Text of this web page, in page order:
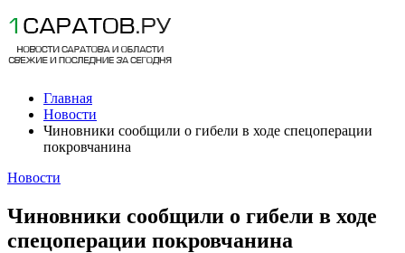
Главная
Новости
Чиновники сообщили о гибели в ходе спецоперации
покровчанина
Новости
Чиновники сообщили о гибели в ходе
спецоперации покровчанина